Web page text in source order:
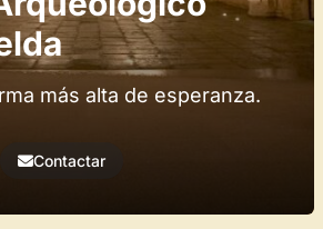
más alta de esperanza.
Contactar